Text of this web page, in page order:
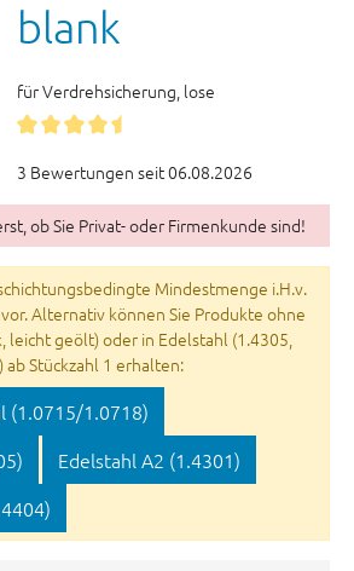
blank
für Verdrehsicherung, lose
3 Bewertungen seit 06.08.2026
ob Sie Privat- oder Firmenkunde sind!
Mindestmenge i.H.v.
Alternativ können Sie Produkte ohne
leicht geölt) oder in Edelstahl (1.4305,
Stückzahl 1 erhalten:
(1.0715/1.0718)
Edelstahl A2 (1.4301)